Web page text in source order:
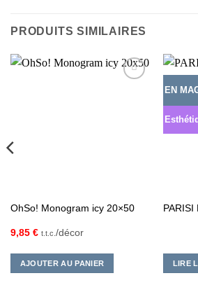
PRODUITS SIMILAIRES
OhSo! Monogram icy 20×50
9,85 € t.t.c. /décor
AJOUTER AU PANIER
EN
PARISI
LIRE